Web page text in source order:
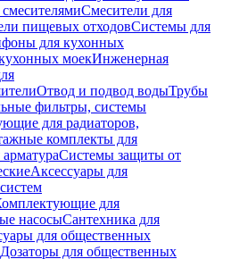
Смесители для
пищевых отходовСистемы для
для кухонных
моекИнженерная
Отвод и подвод водыТрубы
фильтры, системы
для радиаторов,
комплекты для
Системы защиты от
Аксессуары для
для
насосыСантехника для
для общественных
Дозаторы для общественных